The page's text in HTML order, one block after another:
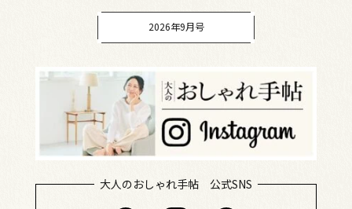
2026年9月号
大人のおしゃれ手帖 公式SNS